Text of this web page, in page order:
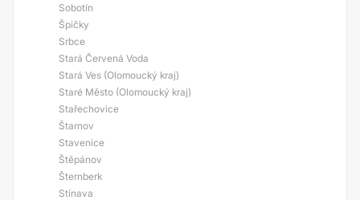
Sobotín
Špičky
Srbce
Stará Červená Voda
Stará Ves (Olomoucký kraj)
Staré Město (Olomoucký kraj)
Stařechovice
Štarnov
Stavenice
Štěpánov
Šternberk
Stínava